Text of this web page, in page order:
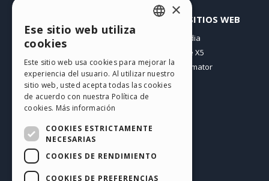
Mis post
Mis download
Espacio Web
Mis Créditos
OTROS SITIOS WEB
Incomedia
WebSite X5
WebAnimator
Español
GERMAN
SPANISH
RUSSIAN
FRENCH
×
Ese sitio web utiliza
cookies
Este sitio web usa cookies para mejorar la
experiencia del usuario. Al utilizar nuestro
sitio web, usted acepta todas las cookies
de acuerdo con nuestra Política de
cookies. Más información
COOKIES ESTRICTAMENTE
NECESARIAS
COOKIES DE RENDIMIENTO
COOKIES DE PREFERENCIAS